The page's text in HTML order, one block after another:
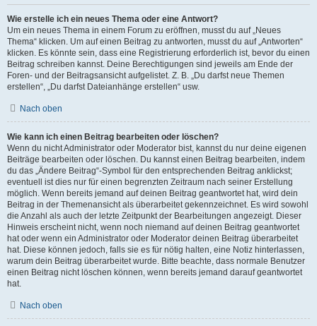
Wie erstelle ich ein neues Thema oder eine Antwort?
Um ein neues Thema in einem Forum zu eröffnen, musst du auf „Neues
Thema“ klicken. Um auf einen Beitrag zu antworten, musst du auf „Antworten“
klicken. Es könnte sein, dass eine Registrierung erforderlich ist, bevor du einen
Beitrag schreiben kannst. Deine Berechtigungen sind jeweils am Ende der
Foren- und der Beitragsansicht aufgelistet. Z. B. „Du darfst neue Themen
erstellen“, „Du darfst Dateianhänge erstellen“ usw.
Nach oben
Wie kann ich einen Beitrag bearbeiten oder löschen?
Wenn du nicht Administrator oder Moderator bist, kannst du nur deine eigenen
Beiträge bearbeiten oder löschen. Du kannst einen Beitrag bearbeiten, indem
du das „Ändere Beitrag“-Symbol für den entsprechenden Beitrag anklickst;
eventuell ist dies nur für einen begrenzten Zeitraum nach seiner Erstellung
möglich. Wenn bereits jemand auf deinen Beitrag geantwortet hat, wird dein
Beitrag in der Themenansicht als überarbeitet gekennzeichnet. Es wird sowohl
die Anzahl als auch der letzte Zeitpunkt der Bearbeitungen angezeigt. Dieser
Hinweis erscheint nicht, wenn noch niemand auf deinen Beitrag geantwortet
hat oder wenn ein Administrator oder Moderator deinen Beitrag überarbeitet
hat. Diese können jedoch, falls sie es für nötig halten, eine Notiz hinterlassen,
warum dein Beitrag überarbeitet wurde. Bitte beachte, dass normale Benutzer
einen Beitrag nicht löschen können, wenn bereits jemand darauf geantwortet
hat.
Nach oben